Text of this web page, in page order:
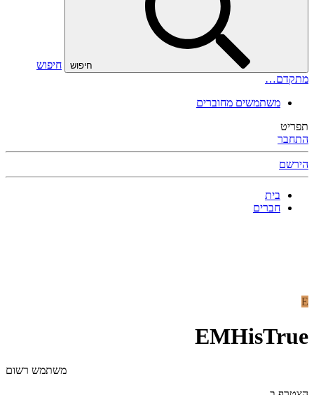
חיפוש
חיפוש
מתקדם…
משתמשים מחוברים
תפריט
התחבר
הירשם
בית
חברים
E
EMHisTrue
משתמש רשום